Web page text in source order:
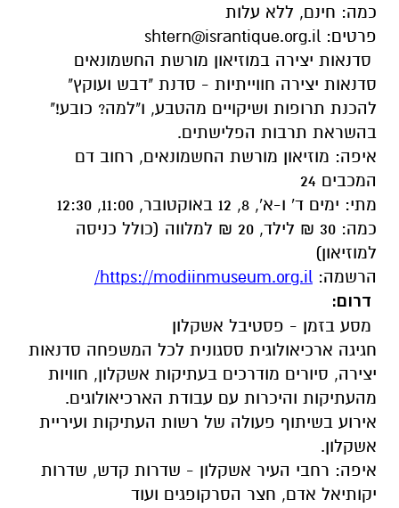
כמה: חינם, ללא עלות
פרטים: shtern@israntique.org.il
סדנאות יצירה במוזיאון מורשת החשמונאים
סדנאות יצירה חווייתיות - סדנת "דבש ועוקץ"
להכנת תרופות ושיקויים מהטבע, ו"למה? כובע!"
בהשראת תרבות הפלישתים.
איפה: מוזיאון מורשת החשמונאים, רחוב דם
המכבים 24
מתי: ימים ד' ו-א', 8, 12 באוקטובר, 11:00, 12:30
כמה: 30 ₪ לילד, 20 ₪ למלווה (כולל כניסה
למוזיאון)
הרשמה: https://modiinmuseum.org.il/
דרום:
מסע בזמן - פסטיבל אשקלון
חגיגה ארכיאולוגית ססגונית לכל המשפחה סדנאות
יצירה, סיורים מודרכים בעתיקות אשקלון, חוויות
מהעתיקות והיכרות עם עבודת הארכיאולוגים.
אירוע בשיתוף פעולה של רשות העתיקות ועיריית
אשקלון.
איפה: רחבי העיר אשקלון - שדרות קדש, שדרות
יקותיאל אדם, חצר הסרקופגים ועוד